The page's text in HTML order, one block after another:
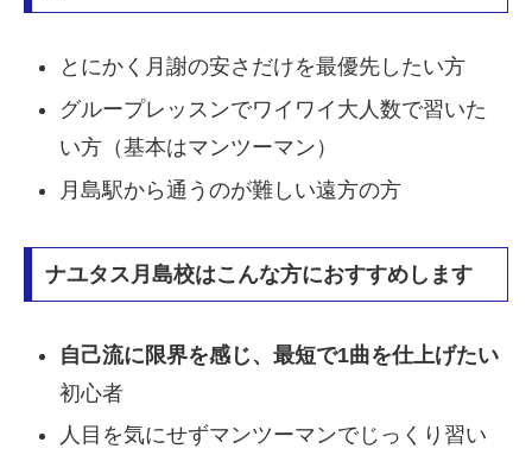
とにかく月謝の安さだけを最優先したい方
グループレッスンでワイワイ大人数で習いた
い方（基本はマンツーマン）
月島駅から通うのが難しい遠方の方
ナユタス月島校はこんな方におすすめします
自己流に限界を感じ、最短で1曲を仕上げたい
初心者
人目を気にせずマンツーマンでじっくり習い